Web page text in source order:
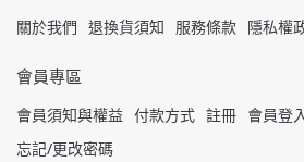
關於我們 退換貨須知 服務條款 隱私權
會員專區
會員須知與權益 付款方式 註冊 會員登
忘記/更改密碼